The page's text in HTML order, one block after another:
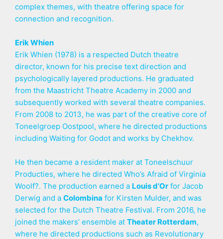
complex themes, with theatre offering space for
connection and recognition.
Erik Whien
Erik Whien (1978) is a respected Dutch theatre
director, known for his precise text direction and
psychologically layered productions. He graduated
from the Maastricht Theatre Academy in 2000 and
subsequently worked with several theatre companies.
From 2008 to 2013, he was part of the creative core of
Toneelgroep Oostpool, where he directed productions
including Waiting for Godot and works by Chekhov.
He then became a resident maker at Toneelschuur
Producties, where he directed Who’s Afraid of Virginia
Woolf?. The production earned a Louis d’Or for Jacob
Derwig and a Colombina for Kirsten Mulder, and was
selected for the Dutch Theatre Festival. From 2016, he
joined the makers’ ensemble at Theater Rotterdam,
where he directed productions such as Revolutionary